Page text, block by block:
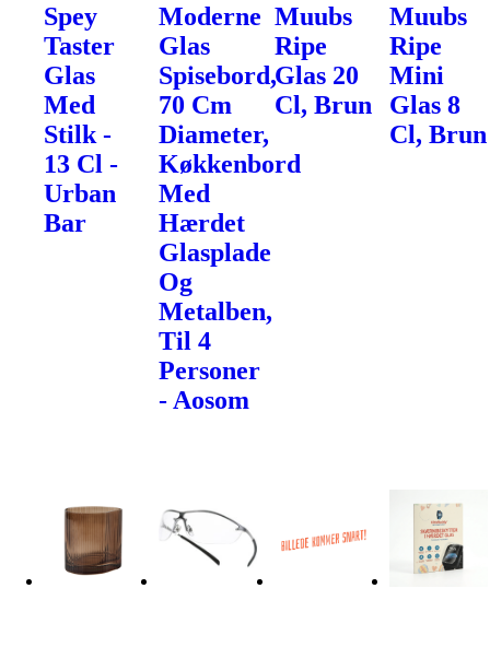
Spey
Taster
Glas
Med
Stilk -
13 Cl -
Urban
Bar
Moderne
Glas
Spisebord,
70 Cm
Diameter,
Køkkenbord
Med
Hærdet
Glasplade
Og
Metalben,
Til 4
Personer
- Aosom
Muubs
Ripe
Glas 20
Cl, Brun
Muubs
Ripe
Mini
Glas 8
Cl, Brun